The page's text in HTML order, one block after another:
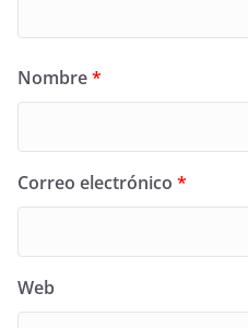
Nombre*
Correo electrónico *
Web